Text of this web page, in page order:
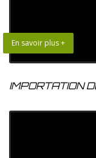
En savoir plus +
IMPORTATION